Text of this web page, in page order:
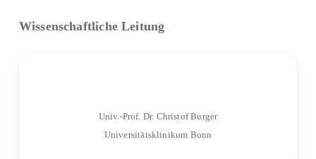
Wissenschaftliche Leitung
Univ.-Prof. Dr. Christof Burger
Universitätsklinikum Bonn